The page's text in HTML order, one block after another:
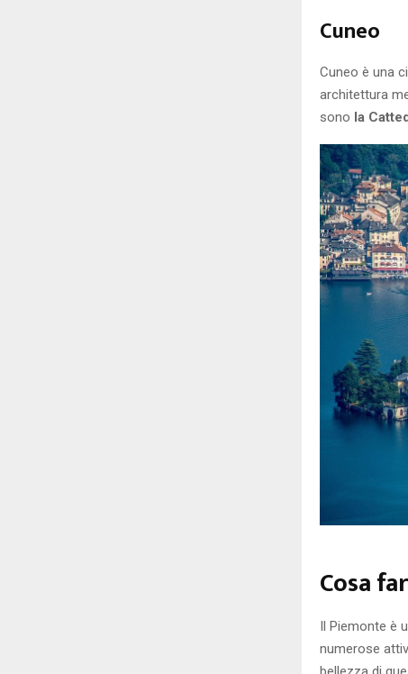
Cuneo
Cuneo è una
architettura
sono la
Cosa
Il Piemonte è
numerose